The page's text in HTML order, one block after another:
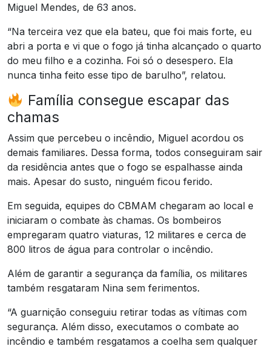
Miguel Mendes, de 63 anos.
“Na terceira vez que ela bateu, que foi mais forte, eu
abri a porta e vi que o fogo já tinha alcançado o quarto
do meu filho e a cozinha. Foi só o desespero. Ela
nunca tinha feito esse tipo de barulho”, relatou.
Família consegue escapar das
chamas
Assim que percebeu o incêndio, Miguel acordou os
demais familiares. Dessa forma, todos conseguiram sair
da residência antes que o fogo se espalhasse ainda
mais. Apesar do susto, ninguém ficou ferido.
Em seguida, equipes do CBMAM chegaram ao local e
iniciaram o combate às chamas. Os bombeiros
empregaram quatro viaturas, 12 militares e cerca de
800 litros de água para controlar o incêndio.
Além de garantir a segurança da família, os militares
também resgataram Nina sem ferimentos.
“A guarnição conseguiu retirar todas as vítimas com
segurança. Além disso, executamos o combate ao
incêndio e também resgatamos a coelha sem qualquer